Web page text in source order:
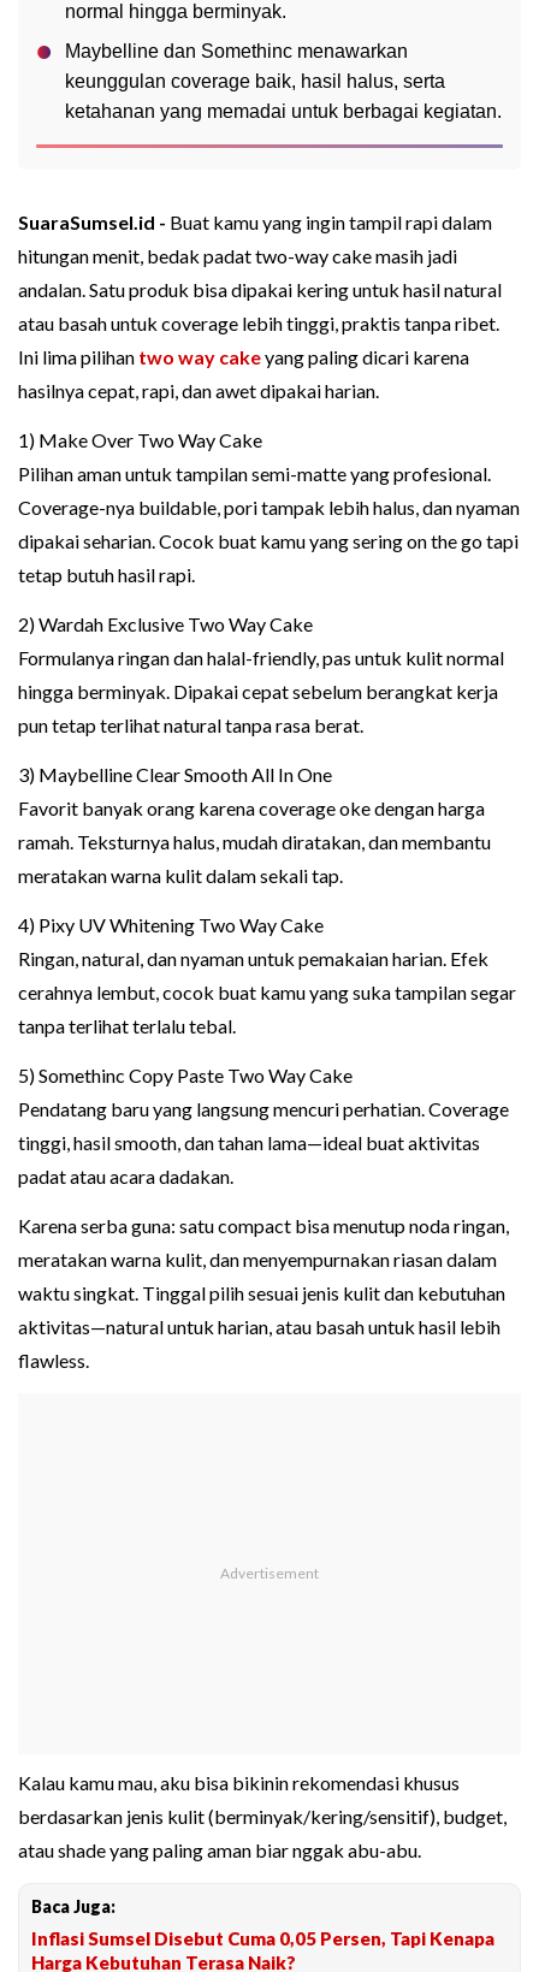
normal hingga berminyak.
Maybelline dan Somethinc menawarkan
keunggulan coverage baik, hasil halus, serta
ketahanan yang memadai untuk berbagai kegiatan.
SuaraSumsel.id - Buat kamu yang ingin tampil rapi dalam
hitungan menit, bedak padat two-way cake masih jadi
andalan. Satu produk bisa dipakai kering untuk hasil natural
atau basah untuk coverage lebih tinggi, praktis tanpa ribet.
Ini lima pilihan two way cakeyang paling dicari karena
hasilnya cepat, rapi, dan awet dipakai harian.
1) Make Over Two Way Cake
Pilihan aman untuk tampilan semi-matte yang profesional.
Coverage-nya buildable, pori tampak lebih halus, dan nyaman
dipakai seharian. Cocok buat kamu yang sering on the go tapi
tetap butuh hasil rapi.
2) Wardah Exclusive Two Way Cake
Formulanya ringan dan halal-friendly, pas untuk kulit normal
hingga berminyak. Dipakai cepat sebelum berangkat kerja
pun tetap terlihat natural tanpa rasa berat.
3) Maybelline Clear Smooth All In One
Favorit banyak orang karena coverage oke dengan harga
ramah. Teksturnya halus, mudah diratakan, dan membantu
meratakan warna kulit dalam sekali tap.
4) Pixy UV Whitening Two Way Cake
Ringan, natural, dan nyaman untuk pemakaian harian. Efek
cerahnya lembut, cocok buat kamu yang suka tampilan segar
tanpa terlihat terlalu tebal.
5) Somethinc Copy Paste Two Way Cake
Pendatang baru yang langsung mencuri perhatian. Coverage
tinggi, hasil smooth, dan tahan lama—ideal buat aktivitas
padat atau acara dadakan.
Karena serba guna: satu compact bisa menutup noda ringan,
meratakan warna kulit, dan menyempurnakan riasan dalam
waktu singkat. Tinggal pilih sesuai jenis kulit dan kebutuhan
aktivitas—natural untuk harian, atau basah untuk hasil lebih
flawless.
Kalau kamu mau, aku bisa bikinin rekomendasi khusus
berdasarkan jenis kulit (berminyak/kering/sensitif), budget,
atau shade yang paling aman biar nggak abu-abu.
Baca Juga:
Inflasi Sumsel Disebut Cuma 0,05 Persen, Tapi Kenapa
Harga Kebutuhan Terasa Naik?